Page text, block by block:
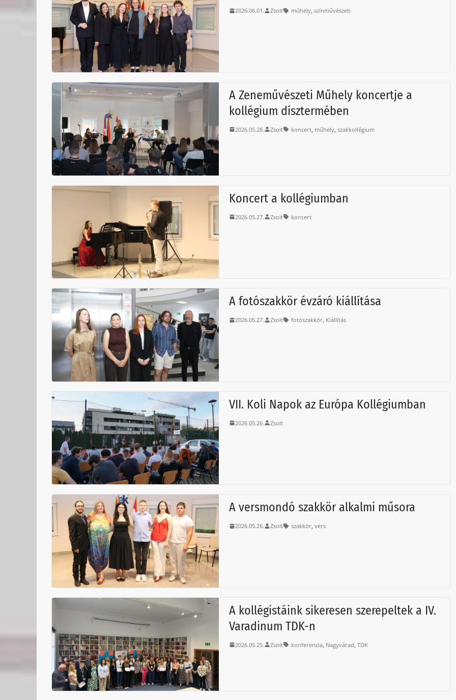
2026.06.01. Zsolt műhely,színművészeti
A Zeneművészeti Műhely koncertje a
kollégium dísztermében
2026.05.28. Zsolt koncert, műhely,szakkollégium
Koncert a kollégiumban
2026.05.27. Zsolt koncert
A fotószakkör évzáró kiállítása
2026.05.27. Zsolt fotószakkör, Kiállítás
VII. Koli Napok az Európa Kollégiumban
2026.05.26. Zsolt
A versmondó szakkör alkalmi műsora
2026.05.26. Zsolt szakkör,vers
A kollégistáink sikeresen szerepeltek a IV.
Varadinum TDK-n
2026.05.25. Zsolt konferencia, Nagyvárad,TDK